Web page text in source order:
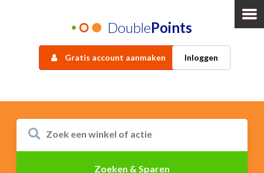
DoublePoints
Gratis account aanmaken Inloggen